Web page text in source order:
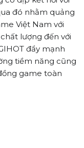
đó nhằm quảng
Việt Nam với
lượng đến với
đẩy mạnh
tiềm năng cũng
game toàn